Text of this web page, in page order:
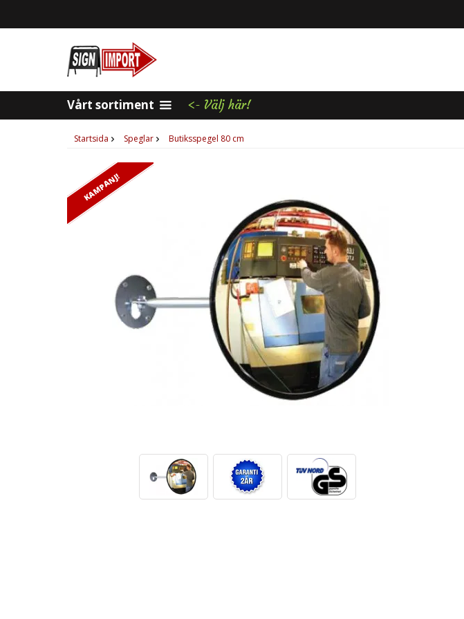
Vårt sortiment <- Välj här!
Startsida Speglar Butiksspegel 80 cm
KAMPANJ!